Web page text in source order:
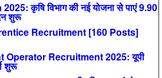
कृषि विभाग की नई योजना से पाएं 9.90
शुरू
Recruitment [160 Posts]
Recruitment 2025: यूपी
शुरू